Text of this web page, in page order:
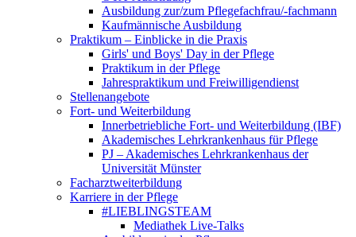
Ausbildung zur/zum Pflegefachfrau/-fachmann
Kaufmännische Ausbildung
Praktikum – Einblicke in die Praxis
Girls' und Boys' Day in der Pflege
Praktikum in der Pflege
Jahrespraktikum und Freiwilligendienst
Stellenangebote
Fort- und Weiterbildung
Innerbetriebliche Fort- und Weiterbildung (IBF)
Akademisches Lehrkrankenhaus für Pflege
PJ – Akademisches Lehrkrankenhaus der
Universität Münster
Facharztweiterbildung
Karriere in der Pflege
#LIEBLINGSTEAM
Mediathek Live-Talks